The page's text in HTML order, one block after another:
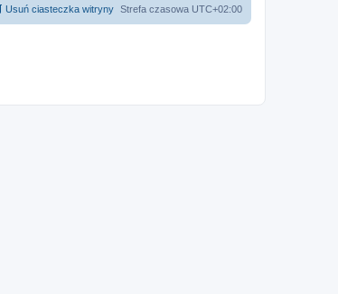
Strefa czasowa UTC+02:00
Usuń ciasteczka witryny